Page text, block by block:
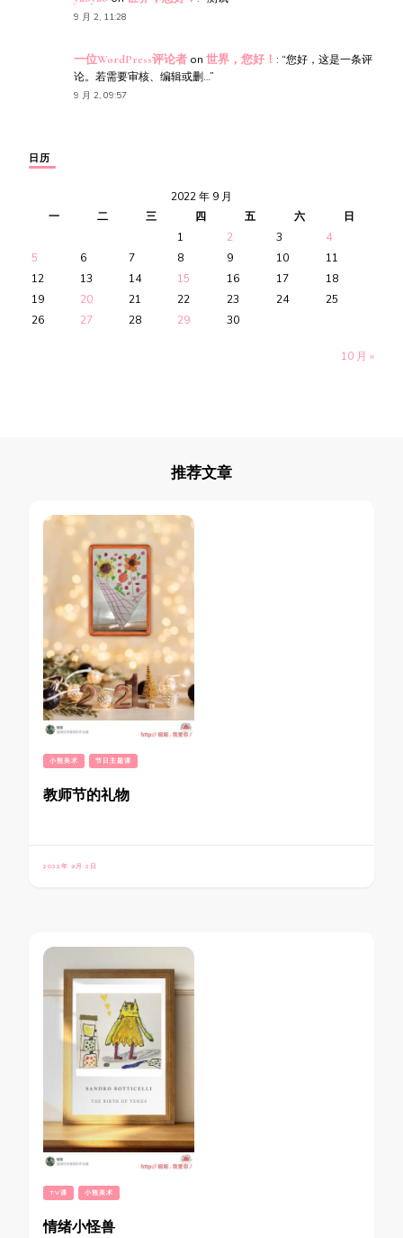
9 月 2, 11:28
一位WordPress评论者 on 世界，您好！ : “您好，这是一条评
论。若需要审核、编辑或删…”
9 月 2, 09:57
日历
2022 年 9 月
一
二 三 四 五 六
日
1
2 3
4
5
6 7 8 9 10
11
12
13 14 15 16 17
18
19
20 21 22 23 24
25
26
27 28 29 30
10 月 »
推荐文章
小熊美术 节日主题课
教师节的礼物
2022年 9月 2日
TV课 小熊美术
情绪小怪兽